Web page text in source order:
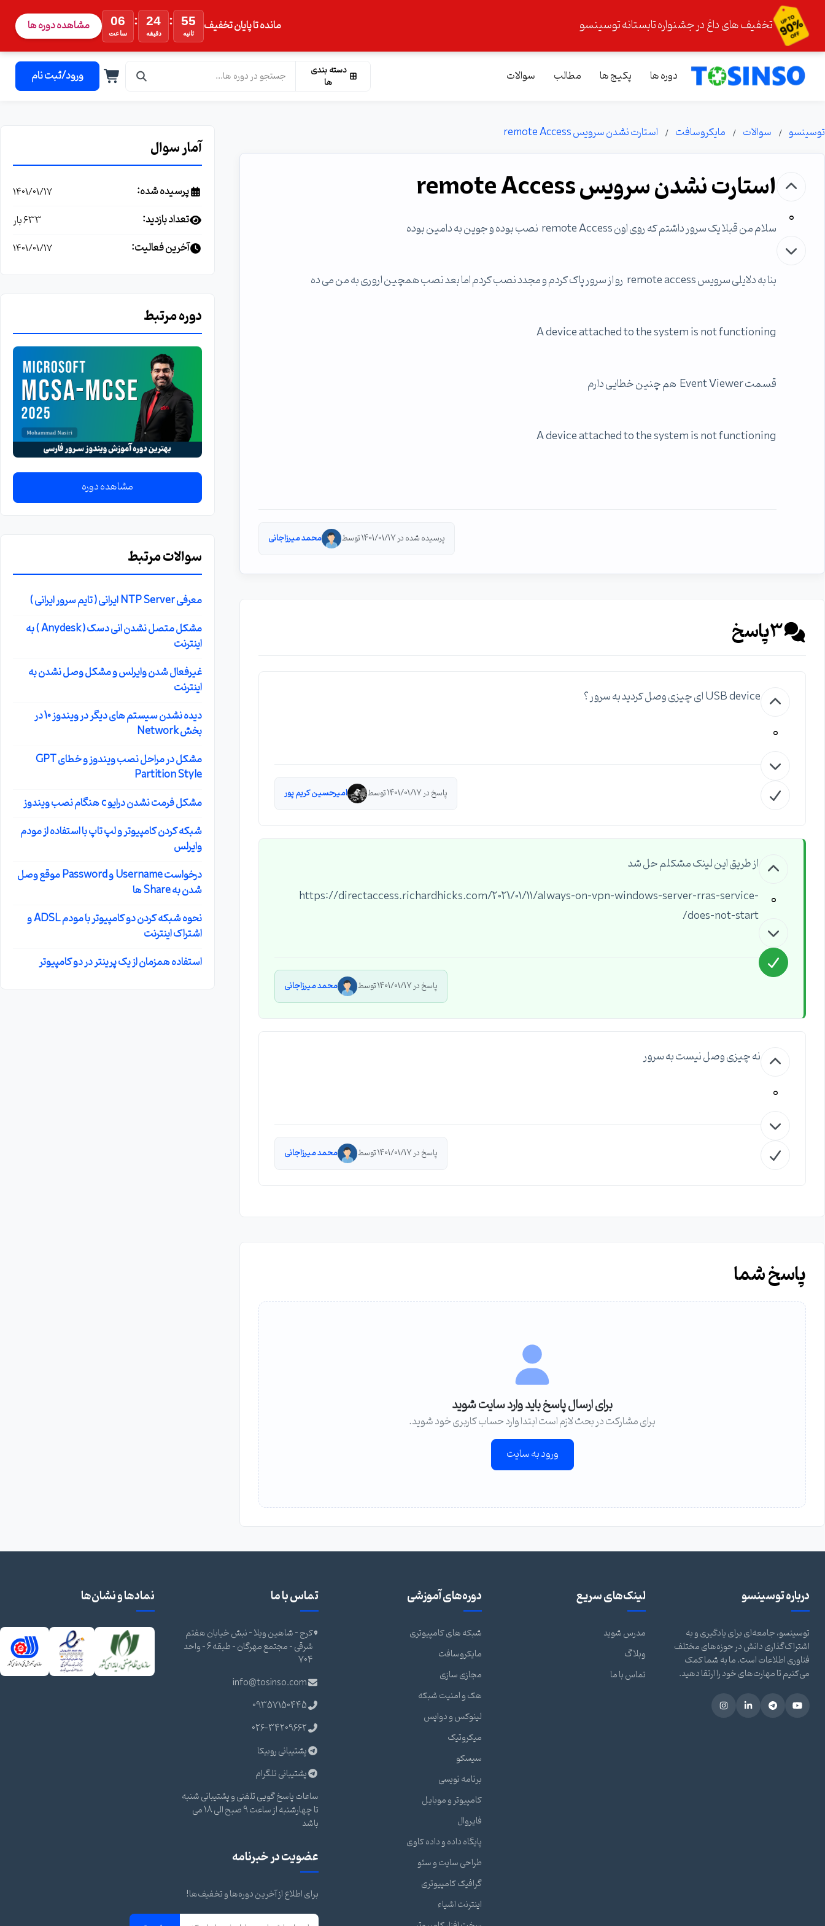
تخفیف های داغ در جشنواره تابستانه توسینسو مانده تا پایان تخفیف 06
ساعت
: 24
دقیقه
: 54
ثانیه مشاهده دوره ها
دوره ها پکیج ها مطالب سوالات
دسته بندی
ها
ورود/ثبت نام
توسینسو سوالات مایکروسافت استارت نشدن سرویس remote Access
0
استارت نشدن سرویس remote Access
سلام من قبلا یک سرور داشتم که روی اون remote Access نصب بوده و جوین به دامین بوده
بنا به دلایلی سرویس remote access رو از سرور پاک کردم و مجدد نصب کردم اما بعد نصب همچین اروری به من می ده
A device attached to the system is not functioning
قسمت Event Viewer هم چنین خطایی دارم
A device attached to the system is not functioning
پرسیده شده در 1401/01/17 توسط محمد میرزاجانی
3پاسخ
0
USB device ای چیزی وصل کردید به سرور ؟
پاسخ در 1401/01/17 توسط امیرحسین کریم پور
0
از طریق این لینک مشکلم حل شد
https://directaccess.richardhicks.com/2021/01/11/always-on-vpn-windows-server-rras-service-
does-not-start/
پاسخ در 1401/01/17 توسط محمد میرزاجانی
0
نه چیزی وصل نیست به سرور
پاسخ در 1401/01/17 توسط محمد میرزاجانی
پاسخ شما
برای ارسال پاسخ باید وارد سایت شوید
برای مشارکت در بحث لازم است ابتدا وارد حساب کاربری خود شوید.
ورود به سایت
آمار سوال
پرسیده شده: 1401/01/17
تعداد بازدید: 633 بار
آخرین فعالیت: 1401/01/17
دوره مرتبط
مشاهده دوره
سوالات مرتبط
معرفی NTP Server ایرانی ( تایم سرور ایرانی )
مشکل متصل نشدن انی دسک ( Anydesk ) به
اینترنت
غیرفعال شدن وایرلس و مشکل وصل نشدن به
اینترنت
دیده نشدن سیستم های دیگر در ویندوز 10 در
بخش Network
مشکل در مراحل نصب ویندوز و خطای GPT
Partition Style
مشکل فرمت نشدن درایو c هنگام نصب ویندوز
شبکه کردن کامپیوتر و لپ تاپ با استفاده از مودم
وایرلس
درخواست Username و Password موقع وصل
شدن به Share ها
نحوه شبکه کردن دو کامپیوتر با مودم ADSL و
اشتراک اینترنت
استفاده همزمان از یک پرینتر در دو کامپیوتر
درباره توسینسو
توسینسو، جامعه‌ای برای یادگیری و به
اشتراک‌گذاری دانش در حوزه‌های مختلف
فناوری اطلاعات است. ما به شما کمک
می‌کنیم تا مهارت‌های خود را ارتقا دهید.
لینک‌های سریع
مدرس شوید
وبلاگ
تماس با ما
دوره‌های آموزشی
شبکه های کامپیوتری
مایکروسافت
مجازی سازی
هک و امنیت شبکه
لینوکس و دواپس
میکروتیک
سیسکو
برنامه نویسی
کامپیوتر و موبایل
فایروال
پایگاه داده و داده کاوی
طراحی سایت و سئو
گرافیک کامپیوتری
اینترنت اشیاء
تماس با ما
کرج - شاهین ویلا - نبش خیابان هفتم
شرقی - مجتمع مهرگان - طبقه 6 - واحد
704
info@tosinso.com
09357150445
026-34209662
پشتیبانی روبیکا
پشتیبانی تلگرام
ساعات پاسخ گویی تلفنی و پشتیبانی شنبه
تا چهارشنبه از ساعت 9 صبح الی 18 می
باشد
عضویت در خبرنامه
برای اطلاع از آخرین دوره‌ها و تخفیف‌ها!
نمادها و نشان‌ها